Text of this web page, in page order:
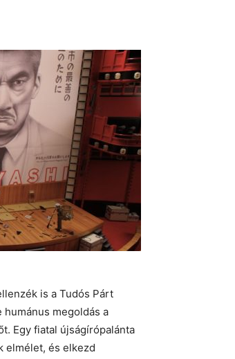
is a Tudós Párt
megoldás a
Egy fiatal újságírópalánta
elmélet, és elkezd